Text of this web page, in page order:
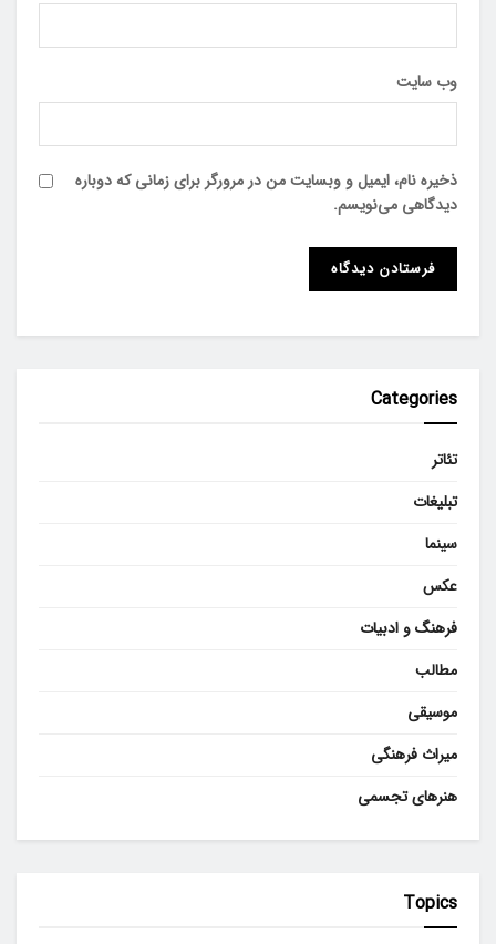
وب‌ سایت
ذخیره نام، ایمیل و وبسایت من در مرورگر برای زمانی که دوباره
دیدگاهی می‌نویسم.
Categories
تئاتر
تبلیغات
سینما
عکس
فرهنگ و ادبیات
مطالب
موسیقی
میراث فرهنگی
هنرهای تجسمی
Topics